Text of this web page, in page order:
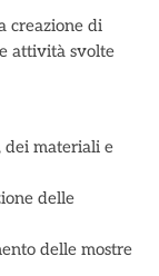
creazione di
attività svolte
dei materiali e
delle
delle mostre